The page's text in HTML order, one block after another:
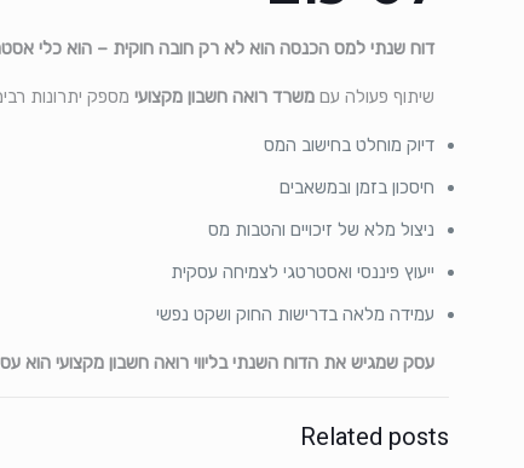
דוח שנתי למס הכנסה הוא לא רק חובה חוקית – הוא כלי
שיתוף פעולה עםמשרד רואה חשבון מקצועי מספק יתרונות
דיוק מוחלט בחישוב המס
חיסכון בזמן ובמשאבים
ניצול מלא של זיכויים והטבות מס
ייעוץ פיננסי ואסטרטגי לצמיחה עסקית
עמידה מלאה בדרישות החוק ושקט נפשי
עסק שמגיש את הדוח השנתי בליווי רואה חשבון מקצועי הוא
Related posts